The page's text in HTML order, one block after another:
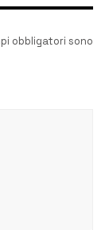
obbligatori sono